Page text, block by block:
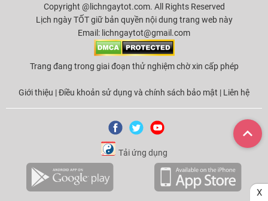
Copyright @lichngaytot.com. All Rights Reserved
Lịch ngày TỐT giữ bản quyền nội dung trang web này
Email: lichngaytot@gmail.com
Trang đang trong giai đoạn thử nghiệm chờ xin cấp phép
Giới thiệu |Điều khoản sử dụng và chính sách bảo mật | Liên hệ
Tải ứng dụng
X